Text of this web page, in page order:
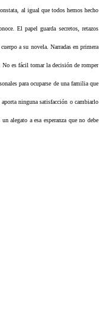
al igual que todos hemos hecho
El papel guarda secretos, retazos
a su novela. Narradas en primera
No es fácil tomar la decisión de romper
para ocuparse de una familia que
ninguna satisfacción o cambiarlo
alegato a esa esperanza que no debe